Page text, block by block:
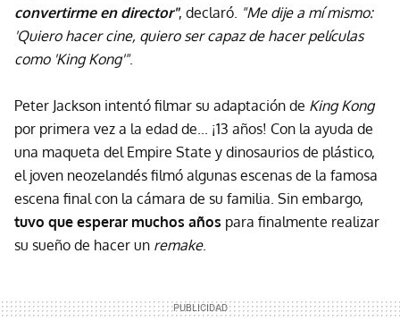
convertirme en director", declaró. "Me dije a mí mismo:
'Quiero hacer cine, quiero ser capaz de hacer películas
como 'King Kong'".
Peter Jackson intentó filmar su adaptación de King Kong
por primera vez a la edad de... ¡13 años! Con la ayuda de
una maqueta del Empire State y dinosaurios de plástico,
el joven neozelandés filmó algunas escenas de la famosa
escena final con la cámara de su familia. Sin embargo,
tuvo que esperar muchos años para finalmente realizar
su sueño de hacer un remake.